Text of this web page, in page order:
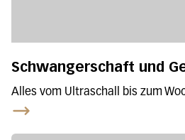
Schwangerschaft und
Alles vom Ultraschall bis zum